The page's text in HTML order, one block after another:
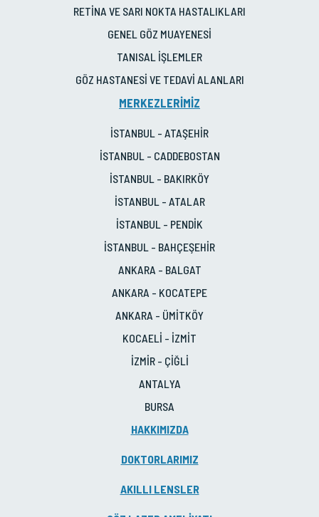
RETİNA VE SARI NOKTA HASTALIKLARI
GENEL GÖZ MUAYENESİ
TANISAL İŞLEMLER
GÖZ HASTANESİ VE TEDAVİ ALANLARI
MERKEZLERİMİZ
İSTANBUL - ATAŞEHİR
İSTANBUL - CADDEBOSTAN
İSTANBUL - BAKIRKÖY
İSTANBUL - ATALAR
İSTANBUL - PENDİK
İSTANBUL - BAHÇEŞEHİR
ANKARA - BALGAT
ANKARA - KOCATEPE
ANKARA - ÜMİTKÖY
KOCAELİ - İZMİT
İZMİR - ÇİĞLİ
ANTALYA
BURSA
HAKKIMIZDA
DOKTORLARIMIZ
AKILLI LENSLER